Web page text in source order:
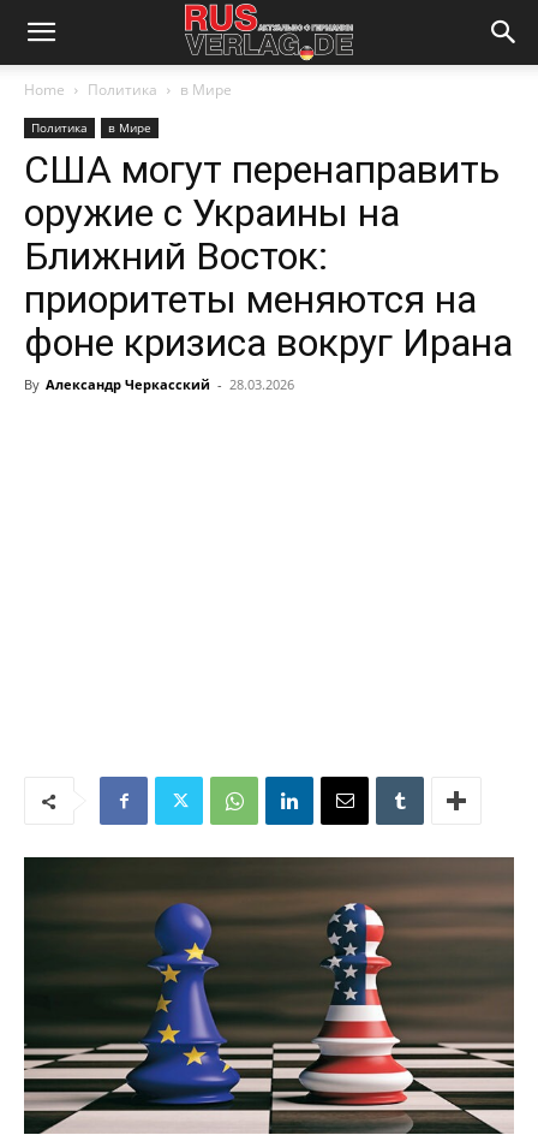
Home Политика в Мире
Политика в Мире
США могут перенаправить
оружие с Украины на
Ближний Восток:
приоритеты меняются на
фоне кризиса вокруг Ирана
By Александр Черкасский - 28.03.2026